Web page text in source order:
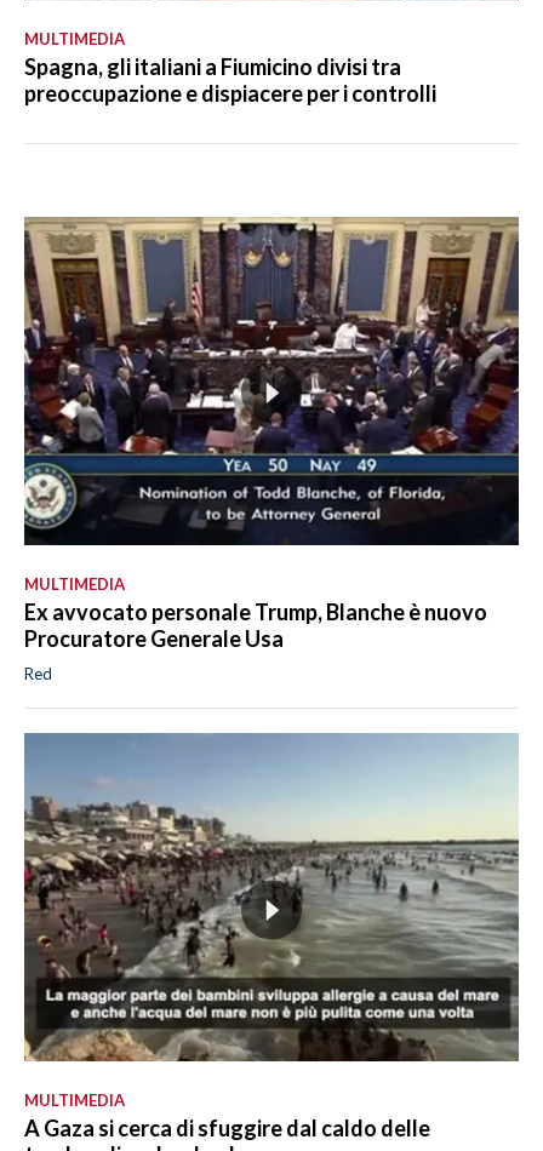
MULTIMEDIA
Spagna, gli italiani a Fiumicino divisi tra
preoccupazione e dispiacere per i controlli
MULTIMEDIA
Ex avvocato personale Trump, Blanche è nuovo
Procuratore Generale Usa
Red
MULTIMEDIA
A Gaza si cerca di sfuggire dal caldo delle